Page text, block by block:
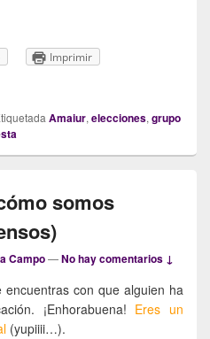
Imprimir
Amaiur, elecciones, grupo
somos
Campo—No hay comentarios ↓
con que alguien ha
¡Enhorabuena! Eres un
(yupiiii…).